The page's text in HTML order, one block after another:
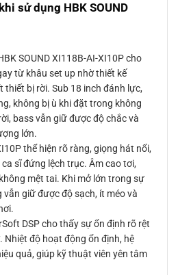
sử dụng HBK SOUND
SOUND XI118B-AI-XI10P cho
từ khâu set up nhờ thiết kế
thiết bị rời. Sub 18 inch đánh lực,
không bị ù khi đặt trong không
bass vẫn giữ được độ chắc và
lớn.
thể hiện rõ ràng, giọng hát nổi,
sĩ đứng lệch trục. Âm cao tơi,
mệt tai. Khi mở lớn trong sự
vẫn giữ được độ sạch, ít méo và
DSP cho thấy sự ổn định rõ rệt
Nhiệt độ hoạt động ổn định, hệ
quả, giúp kỹ thuật viên yên tâm